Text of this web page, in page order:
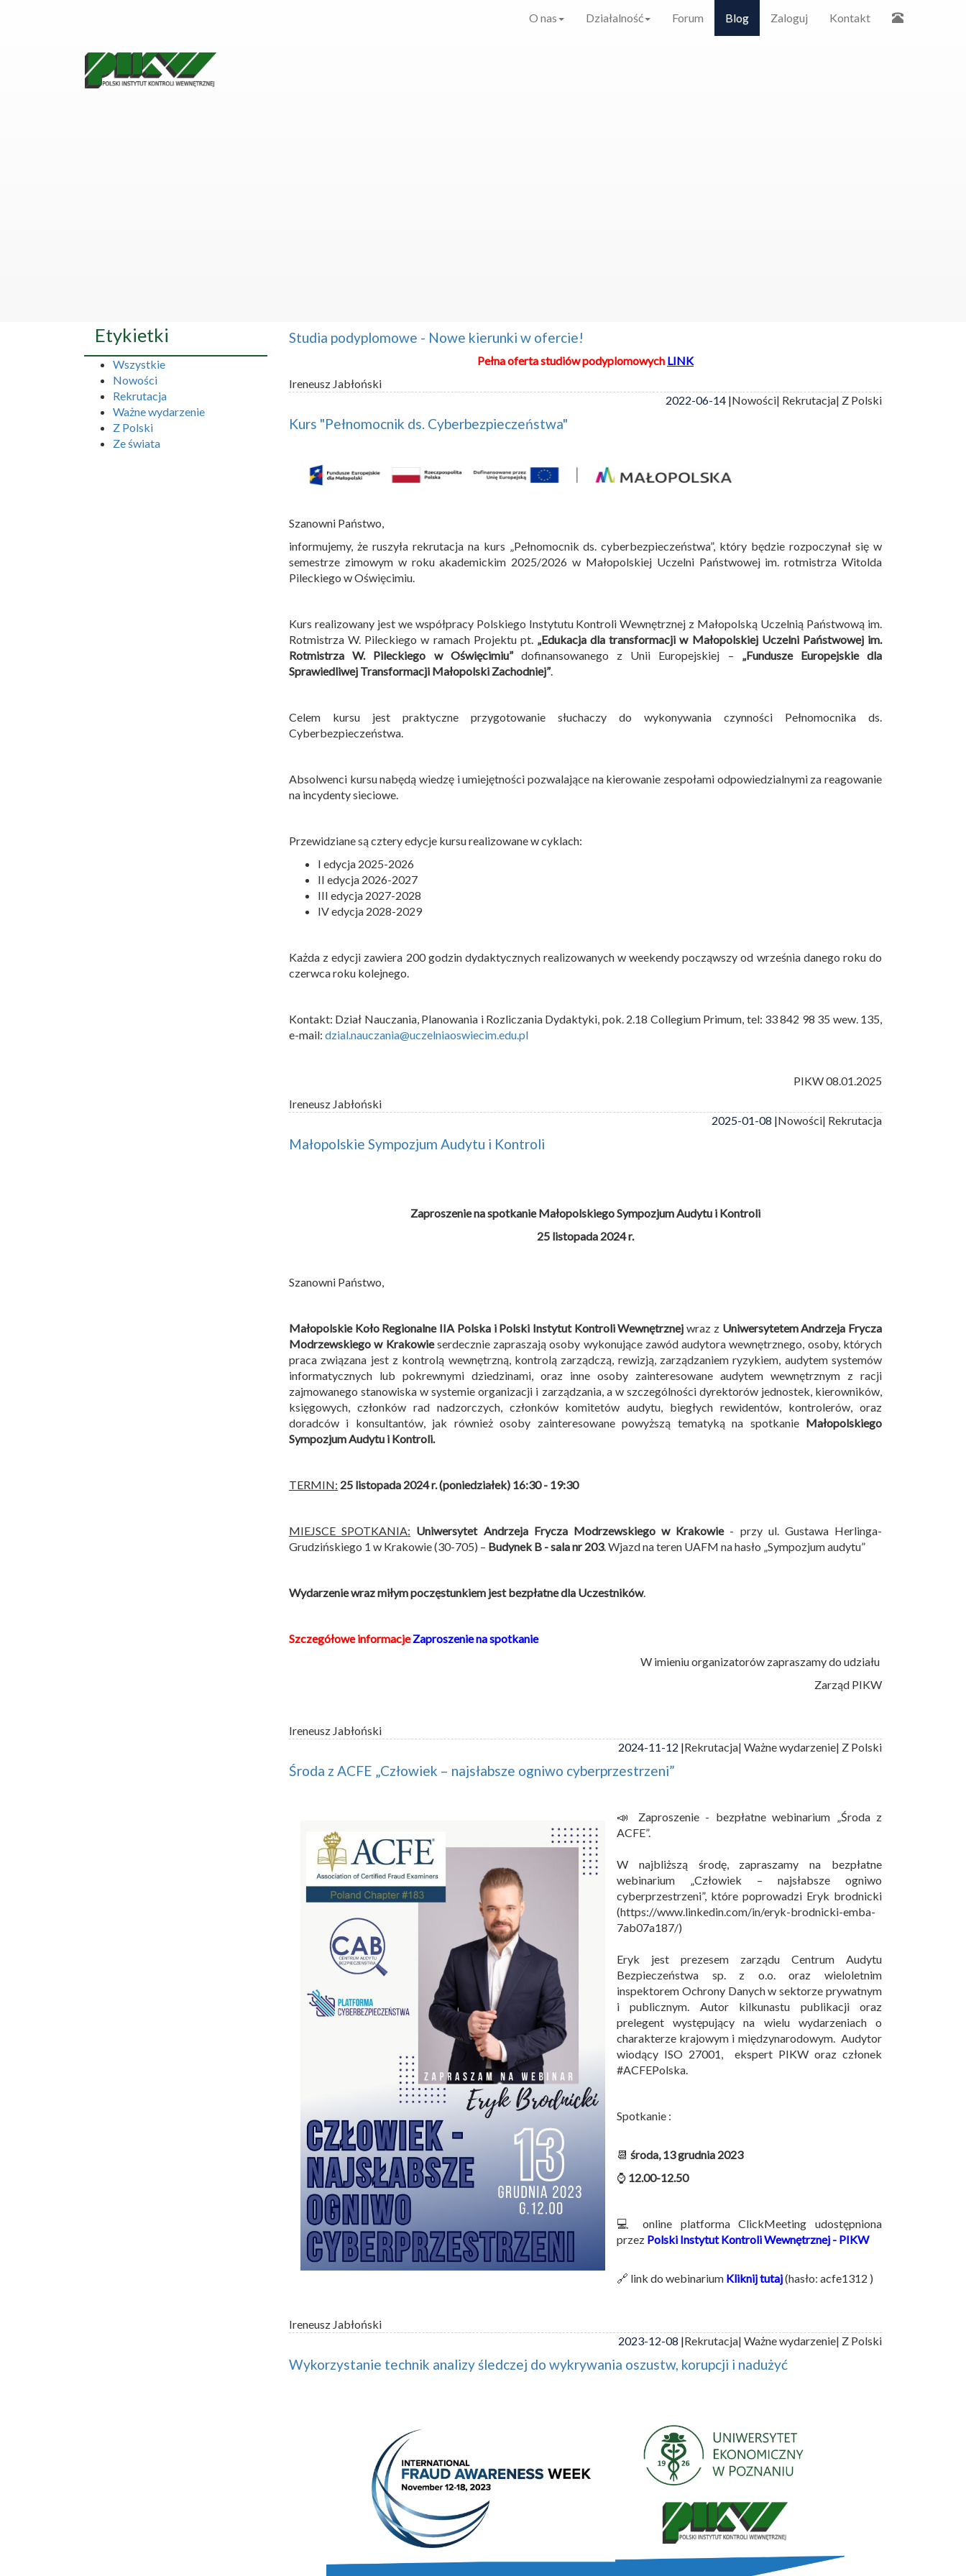
O nas Działalność Forum Blog Zaloguj Kontakt
Studia podyplomowe - Nowe kierunki w ofercie!
Pełna oferta studiów podyplomowych LINK
Ireneusz Jabłoński
2022-06-14 |Nowości| Rekrutacja| Z Polski
Kurs "Pełnomocnik ds. Cyberbezpieczeństwa"
Szanowni Państwo,
informujemy, że ruszyła rekrutacja na kurs „Pełnomocnik ds. cyberbezpieczeństwa”, który będzie rozpoczynał się w
semestrze zimowym w roku akademickim 2025/2026 w Małopolskiej Uczelni Państwowej im. rotmistrza Witolda
Pileckiego w Oświęcimiu.
Kurs realizowany jest we współpracy Polskiego Instytutu Kontroli Wewnętrznej z Małopolską Uczelnią Państwową im.
Rotmistrza W. Pileckiego w ramach Projektu pt. „Edukacja dla transformacji w Małopolskiej Uczelni Państwowej im.
Rotmistrza W. Pileckiego w Oświęcimiu”dofinansowanego z Unii Europejskiej – „Fundusze Europejskie dla
Sprawiedliwej Transformacji Małopolski Zachodniej”.
Celem kursu jest praktyczne przygotowanie słuchaczy do wykonywania czynności Pełnomocnika ds.
Cyberbezpieczeństwa.
Absolwenci kursu nabędą wiedzę i umiejętności pozwalające na kierowanie zespołami odpowiedzialnymi za reagowanie
na incydenty sieciowe.
Przewidziane są cztery edycje kursu realizowane w cyklach:
I edycja 2025-2026
II edycja 2026-2027
III edycja 2027-2028
IV edycja 2028-2029
Każda z edycji zawiera 200 godzin dydaktycznych realizowanych w weekendy począwszy od września danego roku do
czerwca roku kolejnego.
Kontakt: Dział Nauczania, Planowania i Rozliczania Dydaktyki, pok. 2.18 Collegium Primum, tel: 33 842 98 35 wew. 135,
e-mail: dzial.nauczania@uczelniaoswiecim.edu.pl
PIKW 08.01.2025
Ireneusz Jabłoński
2025-01-08 |Nowości| Rekrutacja
Małopolskie Sympozjum Audytu i Kontroli
Zaproszenie na spotkanie Małopolskiego Sympozjum Audytu i Kontroli
25 listopada 2024 r.
Szanowni Państwo,
Małopolskie Koło Regionalne IIA Polska i Polski Instytut Kontroli Wewnętrznej wraz z Uniwersytetem Andrzeja Frycza
Modrzewskiego w Krakowieserdecznie zapraszają osoby wykonujące zawód audytora wewnętrznego, osoby, których
praca związana jest z kontrolą wewnętrzną, kontrolą zarządczą, rewizją, zarządzaniem ryzykiem, audytem systemów
informatycznych lub pokrewnymi dziedzinami, oraz inne osoby zainteresowane audytem wewnętrznym z racji
zajmowanego stanowiska w systemie organizacji i zarządzania, a w szczególności dyrektorów jednostek, kierowników,
księgowych, członków rad nadzorczych, członków komitetów audytu, biegłych rewidentów, kontrolerów, oraz
doradców i konsultantów, jak również osoby zainteresowane powyższą tematyką na spotkanie Małopolskiego
Sympozjum Audytu i Kontroli.
TERMIN: 25 listopada 2024 r. (poniedziałek) 16:30 - 19:30
MIEJSCE SPOTKANIA: Uniwersytet Andrzeja Frycza Modrzewskiego w Krakowie- przy ul. Gustawa Herlinga-
Grudzińskiego 1 w Krakowie (30-705) – Budynek B -sala nr 203. Wjazd na teren UAFM na hasło „Sympozjum audytu”
Wydarzenie wraz miłym poczęstunkiem jest bezpłatne dla Uczestników.
Szczegółowe informacjeZaproszenie na spotkanie
W imieniu organizatorów zapraszamy do udziału
Zarząd PIKW
Ireneusz Jabłoński
2024-11-12 |Rekrutacja| Ważne wydarzenie| Z Polski
Środa z ACFE „Człowiek – najsłabsze ogniwo cyberprzestrzeni”
📣 Zaproszenie - bezpłatne webinarium „Środa z
ACFE”.
W najbliższą środę, zapraszamy na bezpłatne
webinarium „Człowiek – najsłabsze ogniwo
cyberprzestrzeni”, które poprowadzi Eryk brodnicki
(https://www.linkedin.com/in/eryk-brodnicki-emba-
7ab07a187/)
Eryk jest prezesem zarządu Centrum Audytu
Bezpieczeństwa sp. z o.o. oraz wieloletnim
inspektorem Ochrony Danych w sektorze prywatnym
i publicznym. Autor kilkunastu publikacji oraz
prelegent występujący na wielu wydarzeniach o
charakterze krajowym i międzynarodowym. Audytor
wiodący ISO 27001, ekspert PIKW oraz członek
#ACFEPolska.
Spotkanie :
📆 środa, 13 grudnia 2023
⌚ 12.00-12.50
💻 online platforma ClickMeeting udostępniona
przez Polski Instytut Kontroli Wewnętrznej - PIKW
🔗 link do webinarium Kliknij tutaj(hasło: acfe1312 )
Ireneusz Jabłoński
2023-12-08 |Rekrutacja| Ważne wydarzenie| Z Polski
Wykorzystanie technik analizy śledczej do wykrywania oszustw, korupcji i nadużyć
Etykietki
Wszystkie
Nowości
Rekrutacja
Ważne wydarzenie
Z Polski
Ze świata